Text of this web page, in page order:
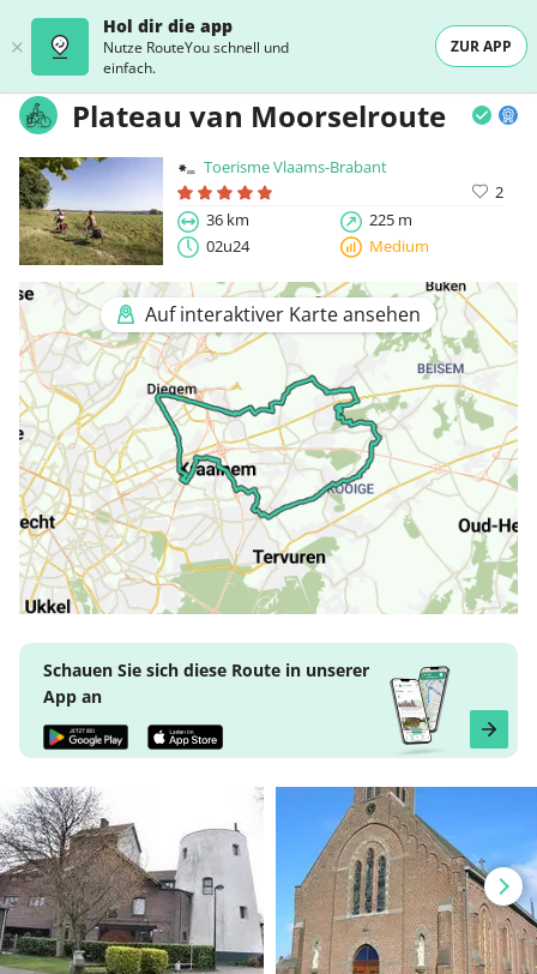
Hol dir die app
Nutze RouteYou schnell und
einfach.
ZUR APP
Plateau van Moorselroute
Toerisme Vlaams-Brabant
2
36 km
225 m
02u24
Medium
Auf interaktiver Karte ansehen
Schauen Sie sich diese Route in unserer
App an